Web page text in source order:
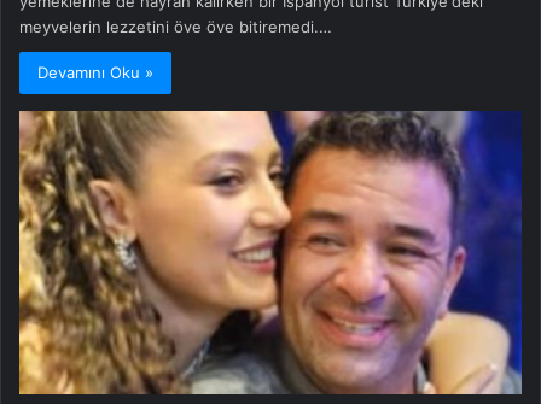
meyvelerin lezzetini öve öve bitiremedi.…
Devamını Oku »